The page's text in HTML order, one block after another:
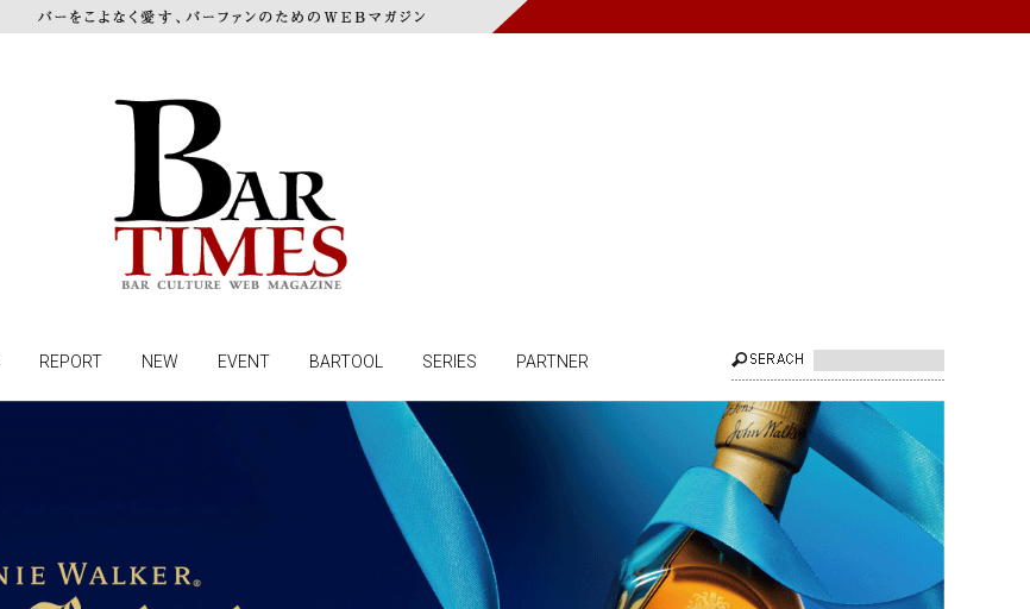
REPORT NEW EVENT BARTOOL SERIES PARTNER